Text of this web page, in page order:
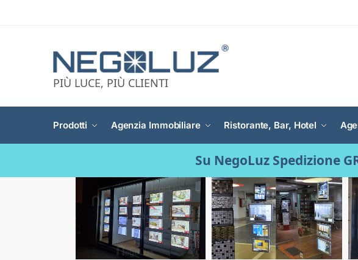
PIÙ LUCE, PIÙ CLIENTI
Prodotti Agenzia Immobiliare Ristorante, Bar, Hotel
Su NegoLuz Spedizione